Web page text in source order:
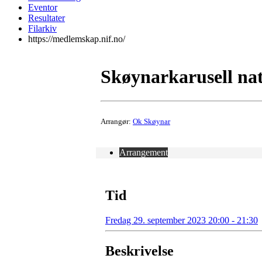
Eventor
Resultater
Filarkiv
https://medlemskap.nif.no/
Skøynarkarusell
Arrangør: Ok Skøynar
Arrangement
Tid
Fredag 29. september 2023 20:00 - 21:30
Beskrivelse